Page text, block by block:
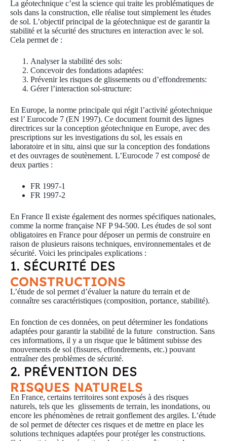
La géotechnique c’est la science qui traite les problématiques de
sols dans la construction, elle réalise tout simplement les études
de sol. L’objectif principal de la géotechnique est de garantir la
stabilité et la sécurité des structures en interaction avec le sol.
Cela permet de :
Analyser la stabilité des sols:
Concevoir des fondations adaptées:
Prévenir les risques de glissements ou d’effondrements:
Gérer l’interaction sol-structure:
En Europe, la norme principale qui régit l’activité géotechnique
est l’ Eurocode 7 (EN 1997). Ce document fournit des lignes
directrices sur la conception géotechnique en Europe, avec des
prescriptions sur les investigations du sol, les essais en
laboratoire et in situ, ainsi que sur la conception des fondations
et des ouvrages de soutènement. L’Eurocode 7 est composé de
deux parties :
FR 1997-1
FR 1997-2
En France Il existe également des normes spécifiques nationales,
comme la norme française NF P 94-500. Les études de sol sont
obligatoires en France pour déposer un permis de construire en
raison de plusieurs raisons techniques, environnementales et de
sécurité. Voici les principales explications :
1. SÉCURITÉ DES
CONSTRUCTIONS
L’étude de sol permet d’évaluer la nature du terrain et de
connaître ses caractéristiques (composition, portance, stabilité).
En fonction de ces données, on peut déterminer les fondations
adaptées pour garantir la stabilité de la future construction. Sans
ces informations, il y a un risque que le bâtiment subisse des
mouvements de sol (fissures, effondrements, etc.) pouvant
entraîner des problèmes de sécurité.
2. PRÉVENTION DES
RISQUES NATURELS
En France, certains territoires sont exposés à des risques
naturels, tels que les glissements de terrain, les inondations, ou
encore les phénomènes de retrait gonflement des argiles. L’étude
de sol permet de détecter ces risques et de mettre en place les
solutions techniques adaptées pour protéger les constructions.